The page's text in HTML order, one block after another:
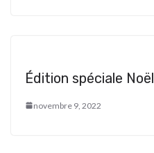
Édition spéciale Noël
novembre 9, 2022